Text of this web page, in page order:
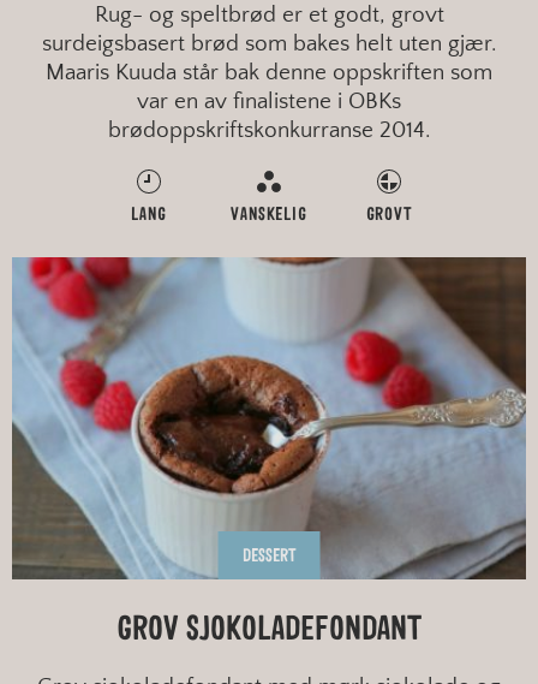
Rug- og speltbrød er et godt, grovt
surdeigsbasert brød som bakes helt uten gjær.
Maaris Kuuda står bak denne oppskriften som
var en av finalistene i OBKs
brødoppskriftskonkurranse 2014.
LANG VANSKELIG GROVT
DESSERT
GROV SJOKOLADEFONDANT